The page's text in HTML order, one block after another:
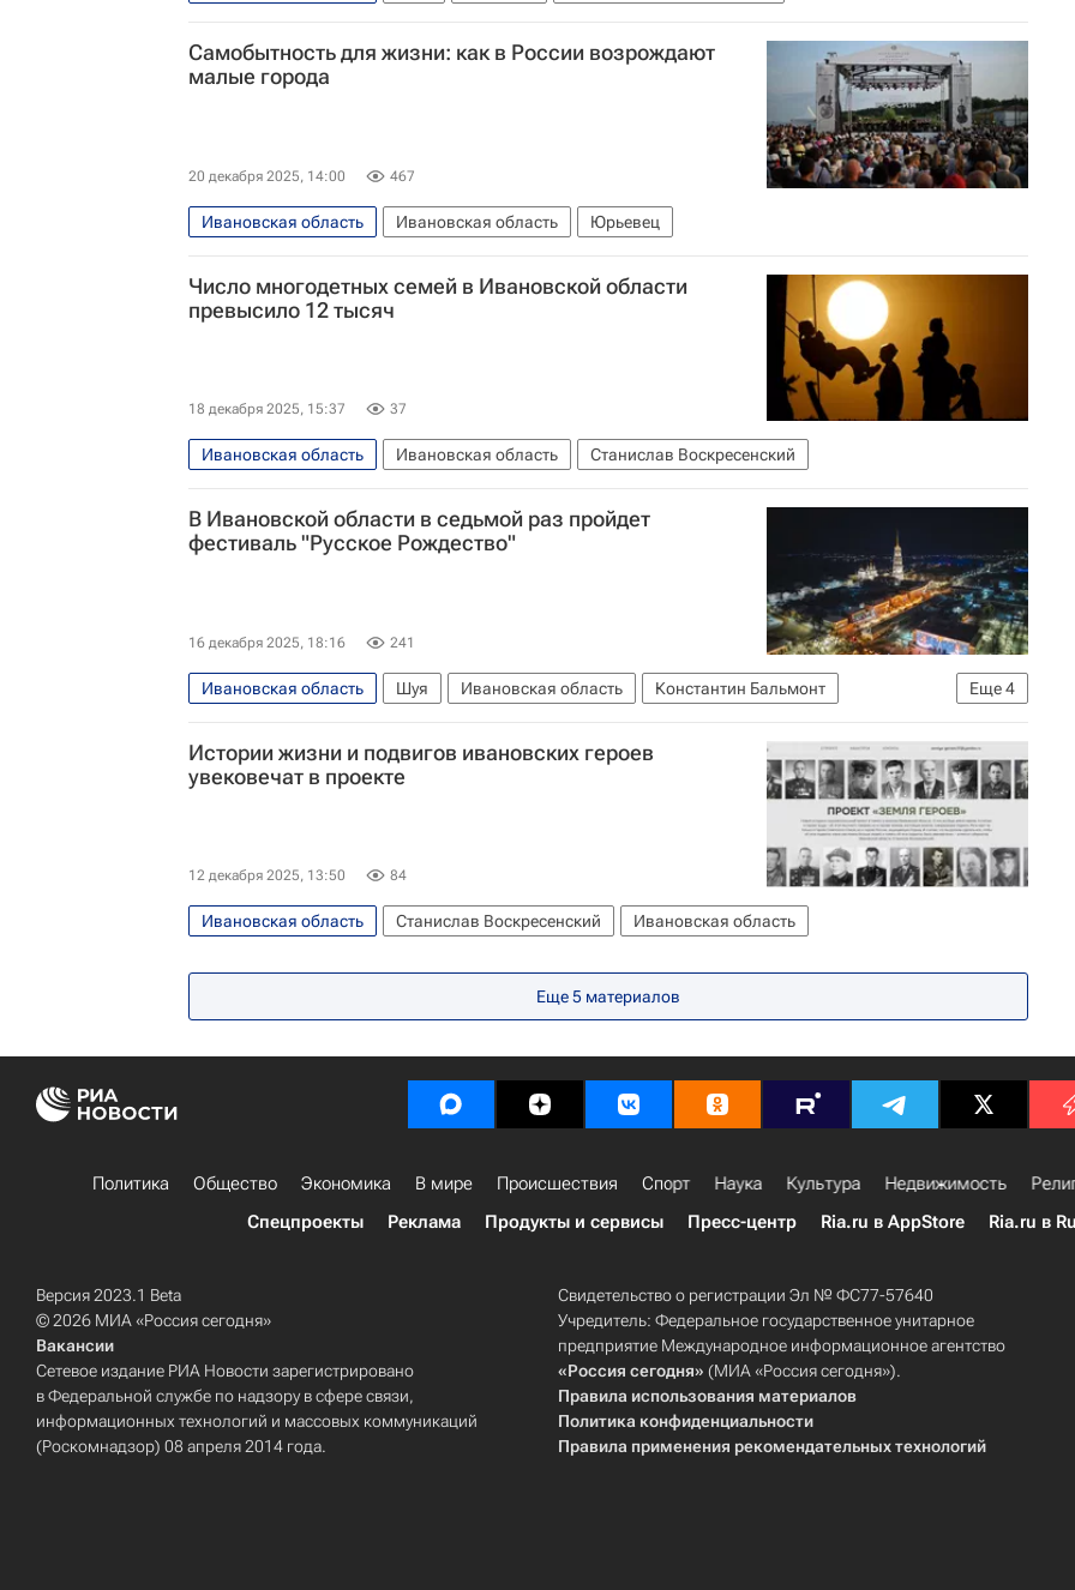
Самобытность для жизни: как в России возрождают
малые города
20 декабря 2025, 14:00 467
Ивановская область Ивановская область Юрьевец
Число многодетных семей в Ивановской области
превысило 12 тысяч
18 декабря 2025, 15:37 37
Ивановская область Ивановская область Станислав Воскресенский
В Ивановской области в седьмой раз пройдет
фестиваль "Русское Рождество"
16 декабря 2025, 18:16 241
Еще4
Ивановская область Шуя Ивановская область
Константин Бальмонт
Евгений Бобров
Дмитрий Певцов "Голос" Россия
Истории жизни и подвигов ивановских героев
увековечат в проекте
12 декабря 2025, 13:50 84
Ивановская область Станислав Воскресенский Ивановская область
Еще 5 материалов
Политика Общество Экономика В мире Происшествия Спорт Наука Культура Недвижимость
Спецпроекты
Реклама Продукты и сервисы Пресс-центр Ria.ru в AppStore Ria.ru в
Версия 2023.1 Beta
© 2026 МИА «Россия сегодня»
Вакансии
Сетевое издание РИА Новости зарегистрировано
в Федеральной службе по надзору в сфере связи,
информационных технологий и массовых коммуникаций
(Роскомнадзор) 08 апреля 2014 года.
Свидетельство о регистрации Эл № ФС77-57640
Учредитель: Федеральное государственное унитарное
предприятие Международное информационное агентство
«Россия сегодня» (МИА «Россия сегодня»).
Правила использования материалов
Политика конфиденциальности
Правила применения рекомендательных технологий